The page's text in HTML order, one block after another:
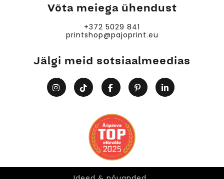
Võta meiega ühendust
+372 5029 841
printshop@pajoprint.eu
Jälgi meid sotsiaalmeedias